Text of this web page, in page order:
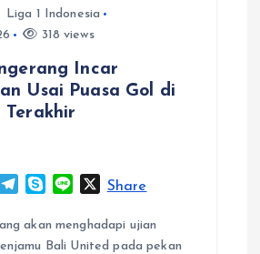
Liga 1 Indonesia
318 views
Incar
Usai Puasa Gol di
l
e
y
p
n
e
XShare
akan menghadapi ujian
Bali United pada pekan